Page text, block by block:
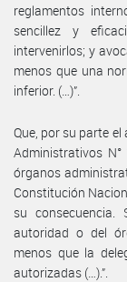
reglamentos
sencillez y
intervenirlos; y
menos que una
inferior. (…)”.
Que, por su parte
Administrativos N°
órganos
Constitución
su
autoridad o del
menos que la
autorizadas (…).”.